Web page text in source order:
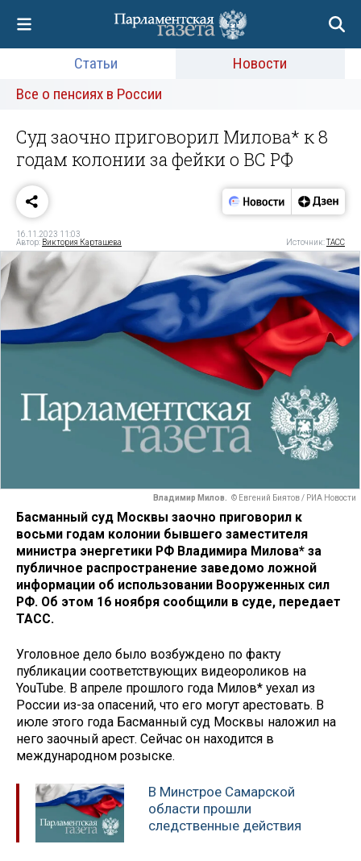
Статьи
Новости
Все о пенсиях в России
Суд заочно приговорил Милова* к 8
годам колонии за фейки о ВС РФ
16.11.2023 11:03
Автор: Виктория Карташева Источник:ТАСС
Владимир Милов. © Евгений Биятов / РИА Новости
Басманный суд Москвы заочно приговорил к
восьми годам колонии бывшего заместителя
министра энергетики РФ Владимира Милова* за
публичное распространение заведомо ложной
информации об использовании Вооруженных сил
РФ. Об этом 16 ноября сообщили в суде, передает
ТАСС.
Уголовное дело было возбуждено по факту
публикации соответствующих видеороликов на
YouTube. В апреле прошлого года Милов* уехал из
России из-за опасений, что его могут арестовать. В
июле этого года Басманный суд Москвы наложил на
него заочный арест. Сейчас он находится в
международном розыске.
В Минстрое Самарской
области прошли
следственные действия